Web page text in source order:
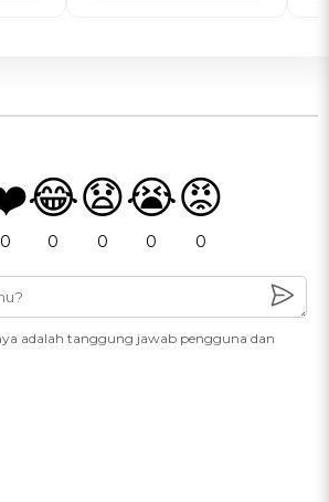
0
😂
0
😧
0
😭
0
😡
0
adalah tanggung jawab pengguna dan